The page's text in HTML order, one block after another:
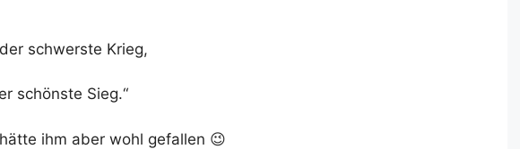
schwerste Krieg,
schönste Sieg.“
ihm aber wohl gefallen 😉